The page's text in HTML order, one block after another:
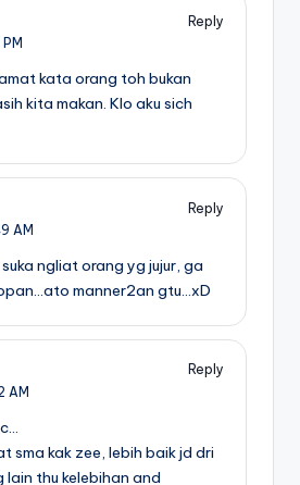
Reply
PM
kata orang toh bukan
kita makan. Klo aku sich
Reply
AM
ngliat orang yg jujur, ga
manner2an gtu…xD
Reply
AM
sma kak zee, lebih baik jd dri
lain thu kelebihan and